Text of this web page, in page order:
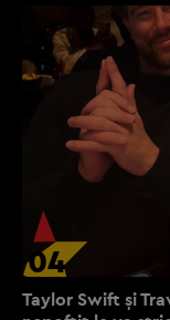
04
Taylor Swift și